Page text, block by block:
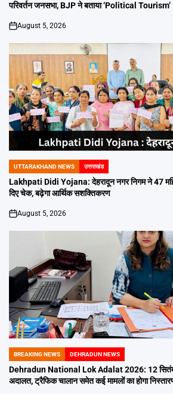
परिवर्तन जनसभा, BJP ने बताया ‘Political Tourism’
on
August 5, 2026
POSTED
IN
UTTARAKHAND NEWS उत्तराखंड
Lakhpati Didi Yojana: देहरादून नगर निगम ने 47
दिए चेक, बढ़ेगा आर्थिक सशक्तिकरण
on
August 5, 2026
POSTED
IN
BREAKING NEWS DEHRADUN NEWS
Dehradun National Lok Adalat 2026: 12 सितंबर
अदालत, ट्रैफिक चालान समेत कई मामलों का होगा